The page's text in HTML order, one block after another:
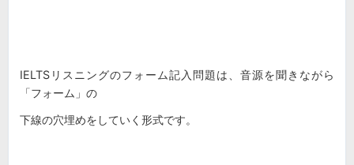
IELTSリスニングのフォーム記入問題は、音源を聞きながら
「フォーム」の
下線の穴埋めをしていく形式です。